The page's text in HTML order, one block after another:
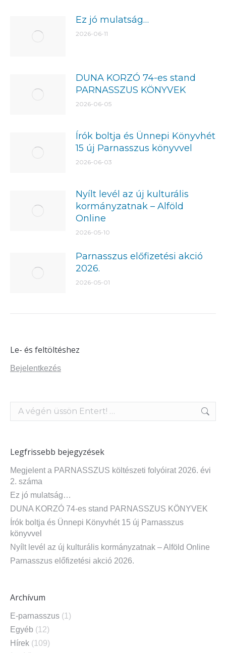
Ez jó mulatság…
2026-06-11
DUNA KORZÓ 74-es stand
PARNASSZUS KÖNYVEK
2026-06-05
Írók boltja és Ünnepi Könyvhét
15 új Parnasszus könyvvel
2026-06-03
Nyílt levél az új kulturális
kormányzatnak – Alföld
Online
2026-05-10
Parnasszus előfizetési akció
2026.
2026-05-01
Le- és feltöltéshez
Bejelentkezés
Search:
Legfrissebb bejegyzések
Megjelent a PARNASSZUS költészeti folyóirat 2026. évi
2. száma
Ez jó mulatság…
DUNA KORZÓ 74-es stand PARNASSZUS KÖNYVEK
Írók boltja és Ünnepi Könyvhét 15 új Parnasszus
könyvvel
Nyílt levél az új kulturális kormányzatnak – Alföld Online
Parnasszus előfizetési akció 2026.
Archívum
E-parnasszus (1)
Egyéb (12)
Hírek (109)